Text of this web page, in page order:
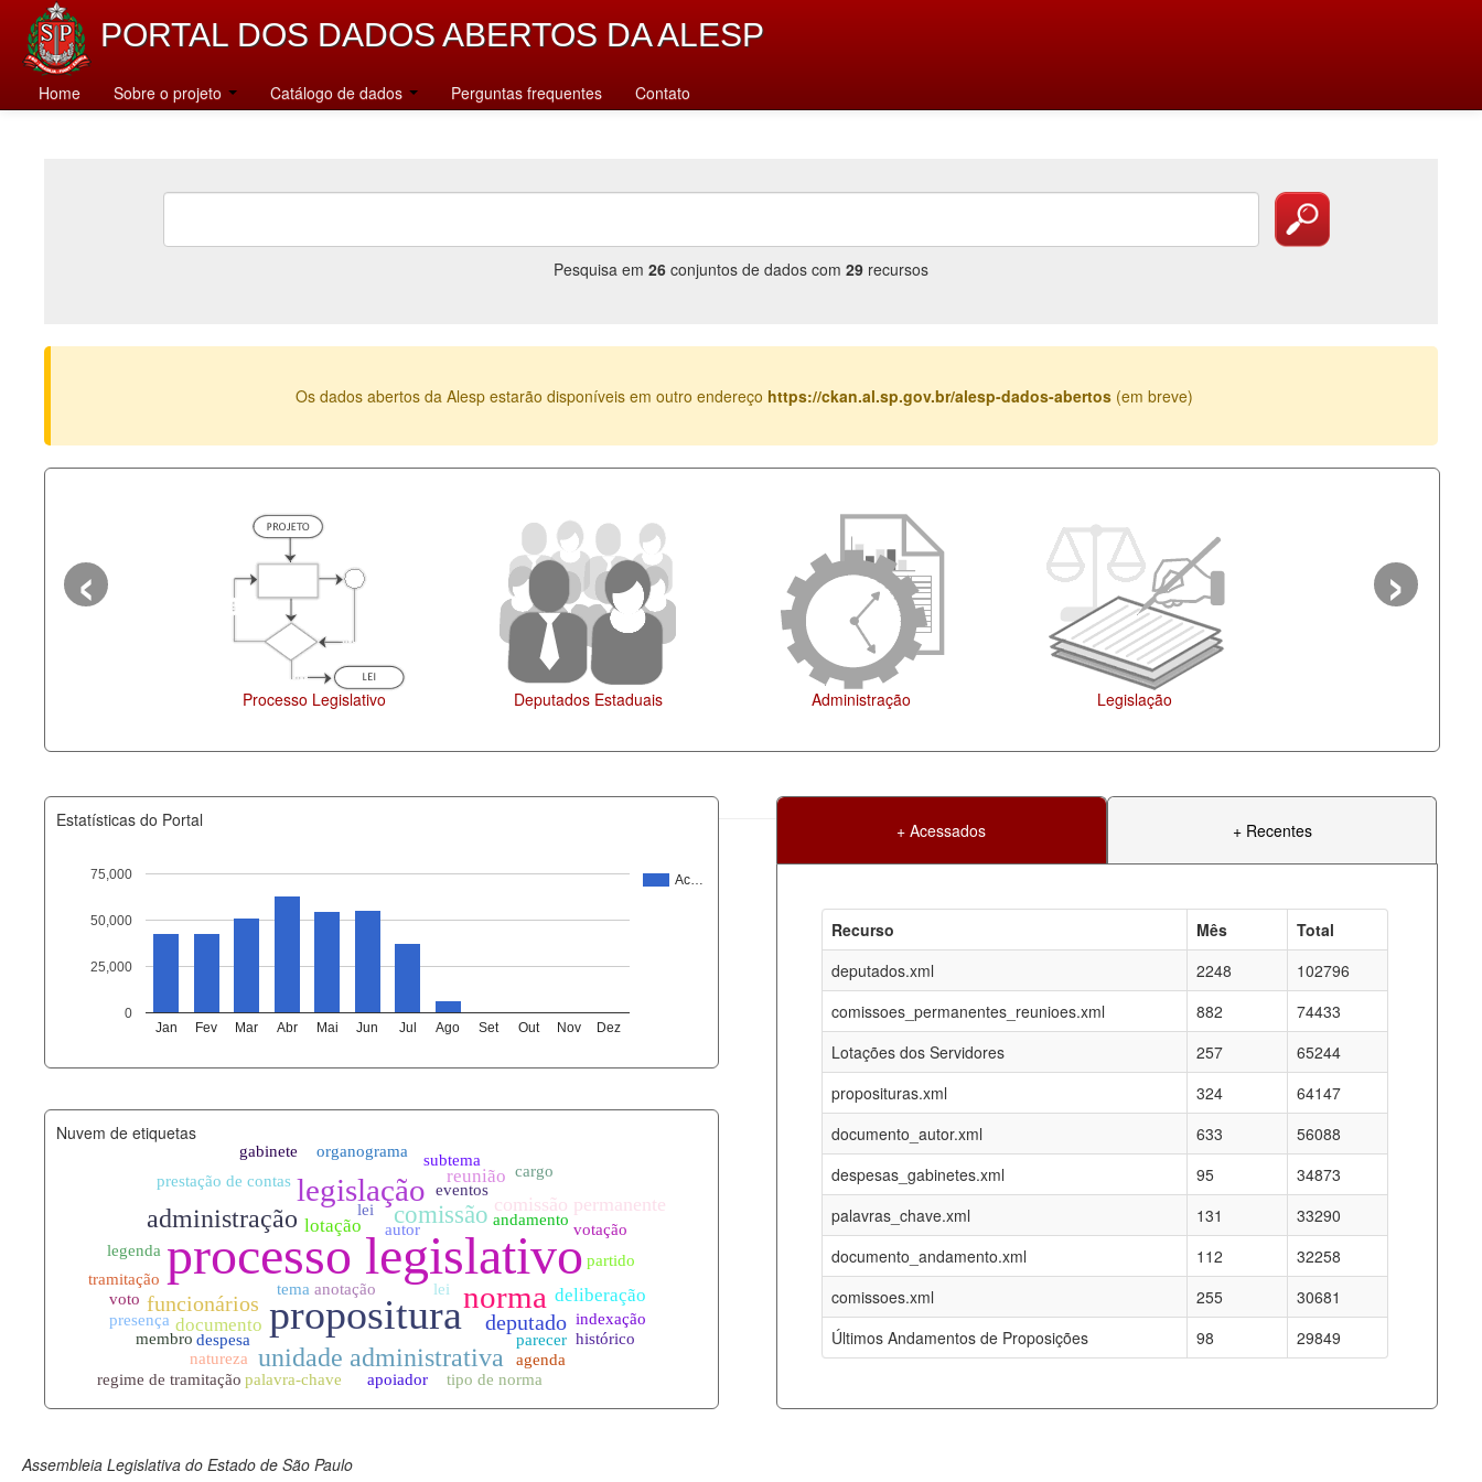
PORTAL DOS DADOS ABERTOS DA ALESP
Home Sobre o projeto Catálogo de dados Perguntas frequentes Contato
Pesquisa em 26 conjuntos de dados com 29 recursos
Os dados abertos da Alesp estarão disponíveis em outro endereço https://ckan.al.sp.gov.br/alesp-dados-abertos (em breve)
Administração Legislação Agenda
‹ ›
Estatísticas do Portal
Ac…
Jan Fev Mar Abr Mai Jun Jul Ago Set Out Nov Dez
0
25,000
50,000
75,000
+ Acessados + Recentes
Recurso Mês
Total
deputados.xml
2248
102796
comissoes_permanentes_reunioes.xml
882
74433
Lotações dos Servidores
257
65244
proposituras.xml
324
64147
documento_autor.xml
633
56088
despesas_gabinetes.xml
95
34873
palavras_chave.xml
131
33290
documento_andamento.xml
112
32258
comissoes.xml
255
30681
Últimos Andamentos de Proposições
98 29849
documento_andamento_atual.xml
08-08-2026
agenda_eventos.xml
08-08-2026
comissoes_permanentes_votacoes.xml
documento_andamento.xml
08-08-2026
palavras_chave.xml
08-08-2026
legislacao_normas.xml
08-08-2026
legislacao_norma_anotacoes.xml
08-08-2026
Nuvem de etiquetas
Assembleia Legislativa do Estado de São Paulo